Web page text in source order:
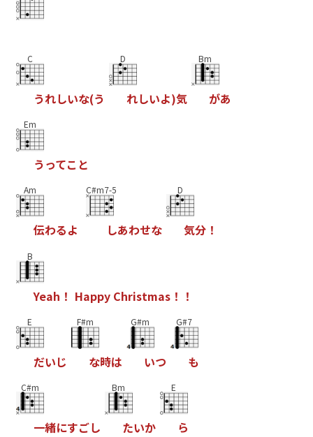
C
うれしいな(う
D
れしいよ)気
Bm
があ
Em
う ってこ と
Am
伝わるよ
C#m7-5
しあわせな
D
気分！
B
Yeah ！ Happy Christmas ！ ！
E
だいじ
F#m
な時は
G#m
いつ
G#7
も
C#m
一緒にすごし
Bm
たいか
E
ら